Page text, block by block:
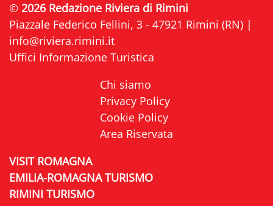
© 2026 Redazione Riviera di Rimini
Piazzale Federico Fellini, 3 - 47921 Rimini (RN) |
info@riviera.rimini.it
Uffici Informazione Turistica
Chi siamo
Privacy Policy
Cookie Policy
Area Riservata
VISIT ROMAGNA
EMILIA-ROMAGNA TURISMO
RIMINI TURISMO